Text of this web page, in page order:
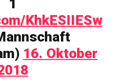
1
KhkESIIESw
16. Oktober